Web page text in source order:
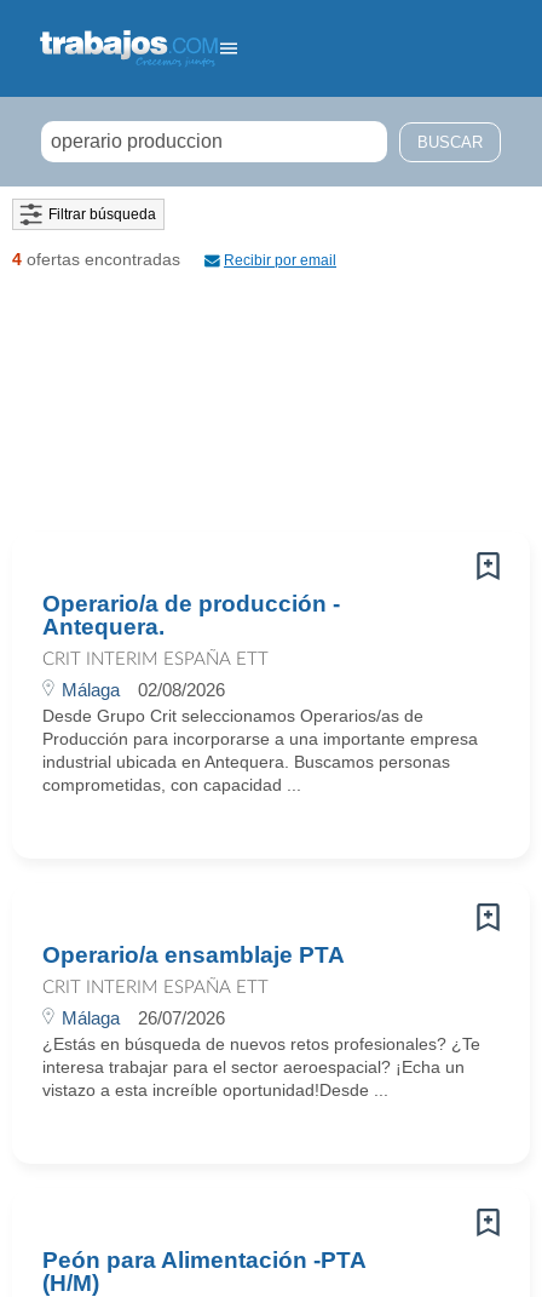
Filtrar búsqueda
4 ofertas encontradas Recibir por email
Operario/a de producción -
Antequera.
CRIT INTERIM ESPAÑA ETT
Málaga 02/08/2026
Desde Grupo Crit seleccionamos Operarios/as de
Producción para incorporarse a una importante empresa
industrial ubicada en Antequera. Buscamos personas
comprometidas, con capacidad ...
Operario/a ensamblaje PTA
CRIT INTERIM ESPAÑA ETT
Málaga 26/07/2026
¿Estás en búsqueda de nuevos retos profesionales? ¿Te
interesa trabajar para el sector aeroespacial? ¡Echa un
vistazo a esta increíble oportunidad!Desde ...
Peón para Alimentación -PTA
(H/M)